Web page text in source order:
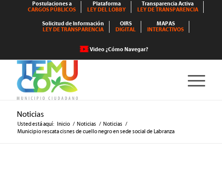
Postulaciones a
CARGOS PÚBLICOS
Plataforma
LEY DEL LOBBY
Transparencia Activa
LEY DE TRANSPARENCIA
Solicitud de Información
LEY DE TRANSPARENCIA
OIRS
DIGITAL
MAPAS
INTERACTIVOS
Video ¿Cómo Navegar?
Noticias
Usted está aquí: Inicio / Noticias / Noticias /
Municipio rescata cisnes de cuello negro en sede social de Labranza